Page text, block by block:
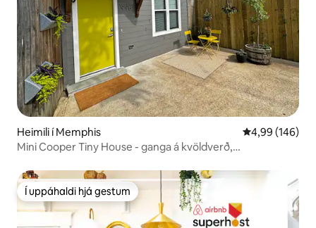
Heimili í Memphis 4,99 af 5 í
4,99 (146)
Mini Cooper Tiny House - ganga á kvöldverð,
Í uppáhaldi hjá gestum
Í uppáhaldi hjá gestum